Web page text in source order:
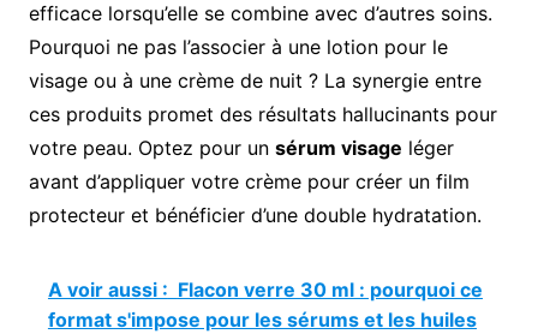
efficace lorsqu’elle se combine avec d’autres soins.
Pourquoi ne pas l’associer à une lotion pour le
visage ou à une crème de nuit ? La synergie entre
ces produits promet des résultats hallucinants pour
votre peau. Optez pour un sérum visage léger
avant d’appliquer votre crème pour créer un film
protecteur et bénéficier d’une double hydratation.
A voir aussi : Flacon verre 30 ml : pourquoi ce
format s'impose pour les sérums et les huiles